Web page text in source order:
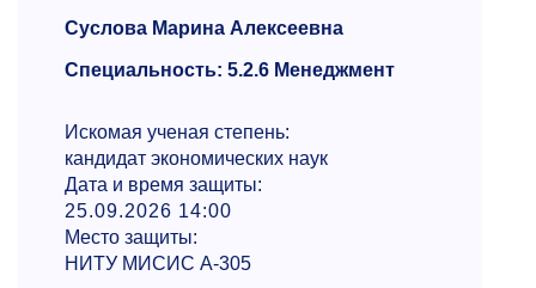
Суслова Марина Алексеевна
Специальность: 5.2.6 Менеджмент
Искомая ученая степень:
кандидат экономических наук
Дата и время защиты:
25.09.2026 14:00
Место защиты:
НИТУ МИСИС А-305